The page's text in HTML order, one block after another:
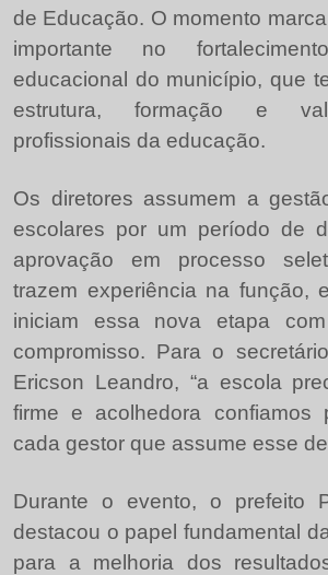
de Educação. O momento
importante no
educacional do município, que
estrutura, formação e
profissionais da educação.
Os diretores assumem a
escolares por um período de
aprovação em processo
trazem experiência na função,
iniciam essa nova etapa
compromisso. Para o
Ericson Leandro, “a escola
firme e acolhedora confiamos
cada gestor que assume esse
Durante o evento, o prefeito
destacou o papel fundamental
para a melhoria dos